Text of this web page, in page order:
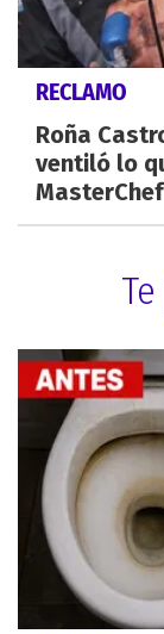
RECLAMO
Roña
ventiló lo